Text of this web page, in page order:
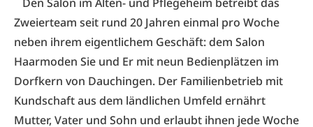
Zweierteam seit rund 20 Jahren einmal pro Woche
neben ihrem eigentlichem Geschäft: dem Salon
Haarmoden Sie und Er mit neun Bedienplätzen im
Dorfkern von Dauchingen. Der Familienbetrieb mit
Kundschaft aus dem ländlichen Umfeld ernährt
Mutter, Vater und Sohn und erlaubt ihnen jede Woche